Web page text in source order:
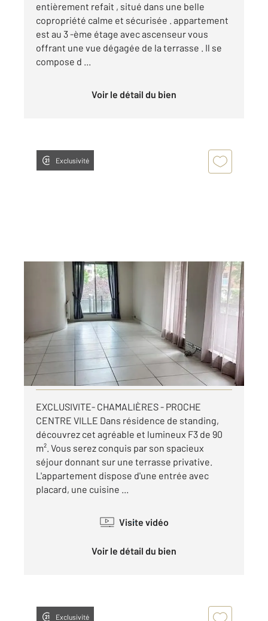
entièrement refait , situé dans une belle
copropriété calme et sécurisée . appartement
est au 3 -ème étage avec ascenseur vous
offrant une vue dégagée de la terrasse . Il se
compose d ...
Voir le détail du bien
Exclusivité
CHAMALIERES 63
90,45 m , 3 pièces
Ref : 25305
Appartement F3 à louer
1 065 €
par mois charges comprises
Visiter le site dédié
EXCLUSIVITE- CHAMALIÈRES - PROCHE
CENTRE VILLE Dans résidence de standing,
découvrez cet agréable et lumineux F3 de 90
m². Vous serez conquis par son spacieux
séjour donnant sur une terrasse privative.
L'appartement dispose d'une entrée avec
placard, une cuisine ...
Visite vidéo
Voir le détail du bien
Exclusivité